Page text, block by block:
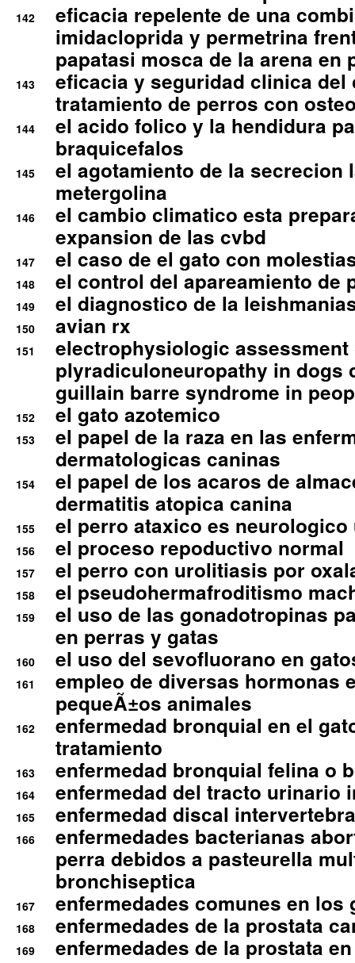
142
eficacia repelente de una
imidacloprida y permetrina
papatasi mosca de la arena en
143
eficacia y seguridad clinica del
tratamiento de perros con
144
el acido folico y la hendidura
braquicefalos
145
el agotamiento de la secrecion
metergolina
146
el cambio climatico esta
expansion de las cvbd
147 el caso de el gato con
148 el control del apareamiento de
149 el diagnostico de la
150 avian rx
151
electrophysiologic assessment
plyradiculoneuropathy in dogs
guillain barre syndrome in
152 el gato azotemico
153
el papel de la raza en las
dermatologicas caninas
154
el papel de los acaros de
dermatitis atopica canina
155 el perro ataxico es
156 el proceso repoductivo normal
157 el perro con urolitiasis por
158 el pseudohermafroditismo
159
el uso de las gonadotropinas
en perras y gatas
160 el uso del sevofluorano en
161
empleo de diversas hormonas
pequeÃ±os animales
162
enfermedad bronquial en el
tratamiento
163 enfermedad bronquial felina o
164 enfermedad del tracto urinario
165 enfermedad discal
166
enfermedades bacterianas
perra debidos a pasteurella
bronchiseptica
167 enfermedades comunes en los
168 enfermedades de la prostata
169 enfermedades de la prostata